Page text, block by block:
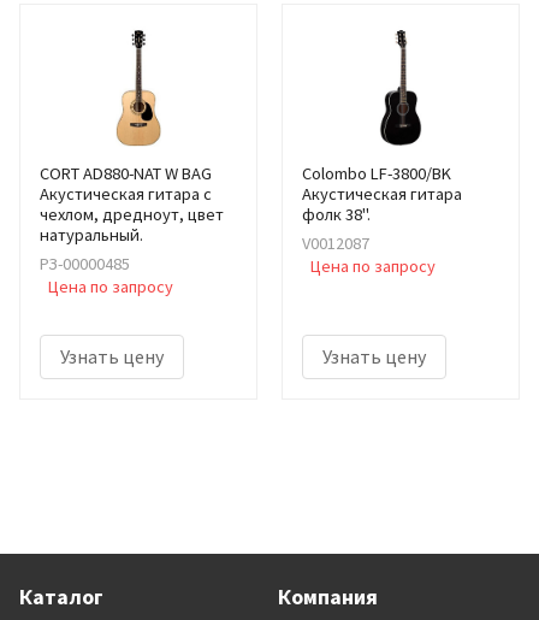
CORT AD880-NAT W BAG
Акустическая гитара с
чехлом, дредноут, цвет
натуральный.
РЗ-00000485
Цена по запросу
Узнать цену
Colombo LF-3800/BK
Акустическая гитара
фолк 38".
V0012087
Цена по запросу
Узнать цену
Каталог Компания